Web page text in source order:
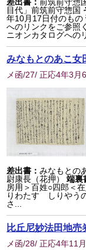
目代」前筑前守惣国
年10月17日付のもの
へのリンクをご参照
ニオンカタログへの
みなもとのあこ女
メ函/27/ 正応4年3月
差出書：みなもとの
尉康長（花押）
端裏
房用＞百姓○四郎＜
りわたす しりやう
さ...
比丘尼妙法田地売
メ函/28/ 正応4年11